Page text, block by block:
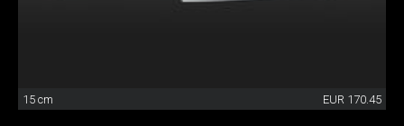
15 cm EUR 170.45